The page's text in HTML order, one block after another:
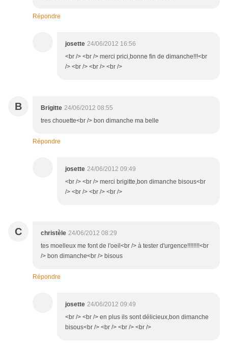
Répondre
josette 24/06/2012 16:56
<br /> <br /> merci prici,bonne fin de dimanche!!!<br
/> <br /> <br /> <br />
B Brigitte 24/06/2012 08:55
tres chouette<br /> bon dimanche ma belle
Répondre
josette 24/06/2012 09:49
<br /> <br /> merci brigitte,bon dimanche bisous<br
/> <br /> <br /> <br />
C christèle 24/06/2012 08:29
tes moelleux me font de l'oeil<br /> à tester d'urgence!!!!!!!!<br
/> bon dimanche<br /> bisous
Répondre
josette 24/06/2012 09:49
<br /> <br /> en plus ils sont délicieux,bon dimanche
bisous<br /> <br /> <br /> <br />